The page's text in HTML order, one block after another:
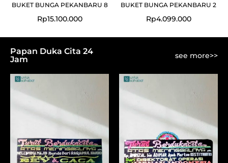
BUKET BUNGA PEKANBARU 8
Rp15.100.000
BUKET BUNGA PEKANBARU 2
Rp4.099.000
Papan Duka Cita 24
Jam
see more>>